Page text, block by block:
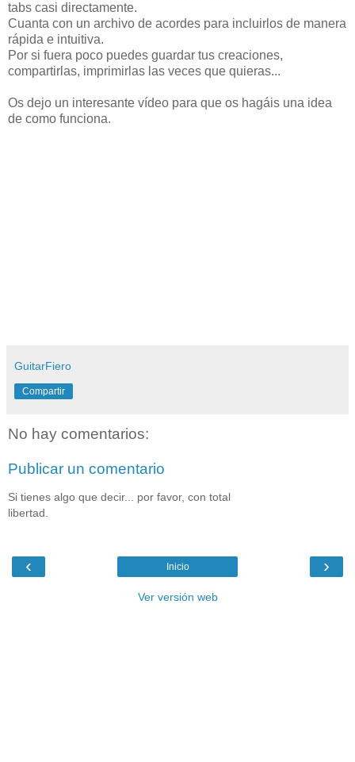
tabs casi directamente.
Cuanta con un archivo de acordes para incluirlos de manera
rápida e intuitiva.
Por si fuera poco puedes guardar tus creaciones,
compartirlas, imprimirlas las veces que quieras...
Os dejo un interesante vídeo para que os hagáis una idea
de como funciona.
GuitarFiero
Compartir
No hay comentarios:
Publicar un comentario
Si tienes algo que decir... por favor, con total
libertad.
‹ ›
Inicio
Ver versión web